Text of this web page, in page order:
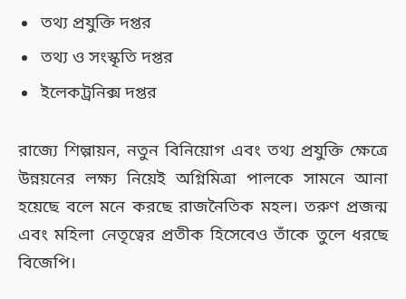
তথ্য প্রযুক্তি দপ্তর
তথ্য ও সংস্কৃতি দপ্তর
ইলেকট্রনিক্স দপ্তর
রাজ্যে শিল্পায়ন, নতুন বিনিয়োগ এবং তথ্য প্রযুক্তি ক্ষেত্রে
উন্নয়নের লক্ষ্য নিয়েই অগ্নিমিত্রা পালকে সামনে আনা
হয়েছে বলে মনে করছে রাজনৈতিক মহল। তরুণ প্রজন্ম
এবং মহিলা নেতৃত্বের প্রতীক হিসেবেও তাঁকে তুলে ধরছে
বিজেপি।